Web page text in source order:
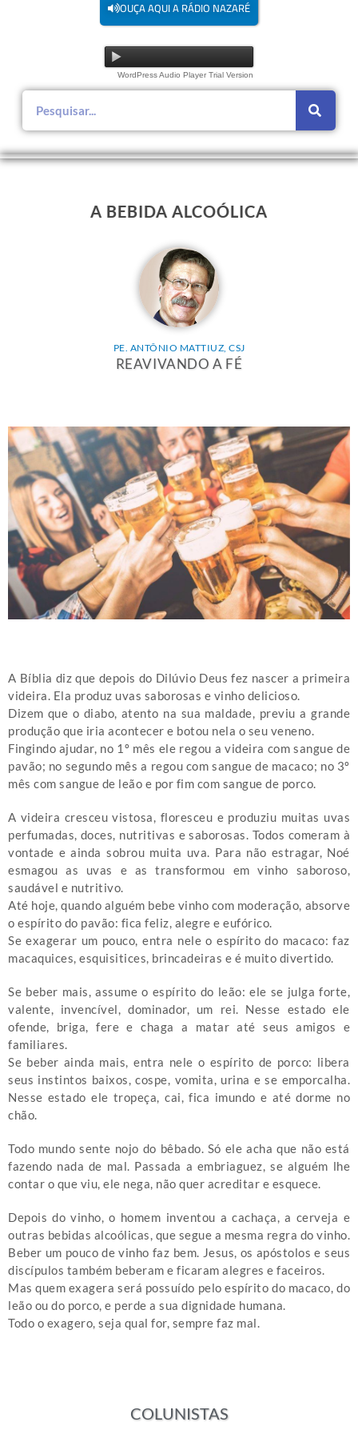
OUÇA AQUI A RÁDIO NAZARÉ
WordPress Audio Player Trial Version
A BEBIDA ALCOÓLICA
PE. ANTÔNIO MATTIUZ, CSJ
REAVIVANDO A FÉ
A Bíblia diz que depois do Dilúvio Deus fez nascer a primeira
videira. Ela produz uvas saborosas e vinho delicioso.
Dizem que o diabo, atento na sua maldade, previu a grande
produção que iria acontecer e botou nela o seu veneno.
Fingindo ajudar, no 1º mês ele regou a videira com sangue de
pavão; no segundo mês a regou com sangue de macaco; no 3º
mês com sangue de leão e por fim com sangue de porco.
A videira cresceu vistosa, floresceu e produziu muitas uvas
perfumadas, doces, nutritivas e saborosas. Todos comeram à
vontade e ainda sobrou muita uva. Para não estragar, Noé
esmagou as uvas e as transformou em vinho saboroso,
saudável e nutritivo.
Até hoje, quando alguém bebe vinho com moderação, absorve
o espírito do pavão: fica feliz, alegre e eufórico.
Se exagerar um pouco, entra nele o espírito do macaco: faz
macaquices, esquisitices, brincadeiras e é muito divertido.
Se beber mais, assume o espírito do leão: ele se julga forte,
valente, invencível, dominador, um rei. Nesse estado ele
ofende, briga, fere e chaga a matar até seus amigos e
familiares.
Se beber ainda mais, entra nele o espírito de porco: libera
seus instintos baixos, cospe, vomita, urina e se emporcalha.
Nesse estado ele tropeça, cai, fica imundo e até dorme no
chão.
Todo mundo sente nojo do bêbado. Só ele acha que não está
fazendo nada de mal. Passada a embriaguez, se alguém lhe
contar o que viu, ele nega, não quer acreditar e esquece.
Depois do vinho, o homem inventou a cachaça, a cerveja e
outras bebidas alcoólicas, que segue a mesma regra do vinho.
Beber um pouco de vinho faz bem. Jesus, os apóstolos e seus
discípulos também beberam e ficaram alegres e faceiros.
Mas quem exagera será possuído pelo espírito do macaco, do
leão ou do porco, e perde a sua dignidade humana.
Todo o exagero, seja qual for, sempre faz mal.
COLUNISTAS